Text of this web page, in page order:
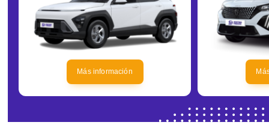
Más información